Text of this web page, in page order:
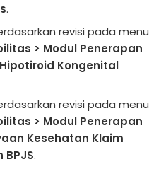
.
revisi pada menu
> Modul Penerapan
Kongenital
revisi pada menu
> Modul Penerapan
Kesehatan Klaim
.